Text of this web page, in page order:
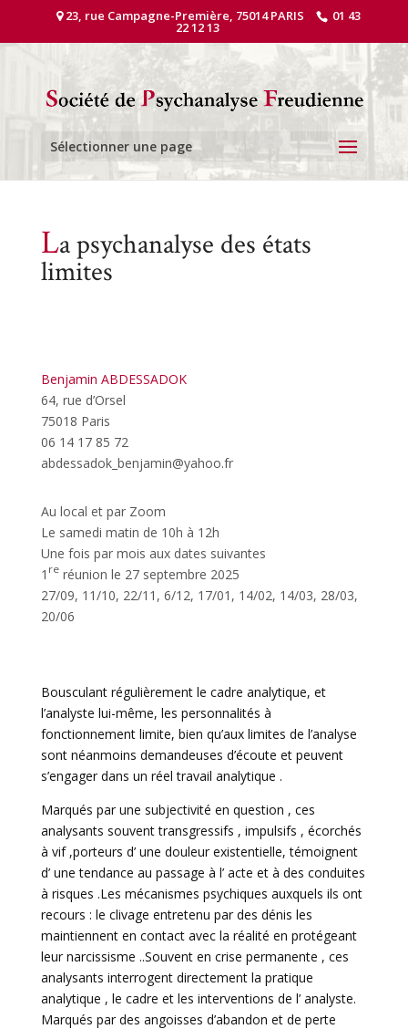
23, rue Campagne-Première, 75014 PARIS 01 43
22 12 13
Sélectionner une page
La psychanalyse des états
limites
Benjamin ABDESSADOK
64, rue d’Orsel
75018 Paris
06 14 17 85 72
abdessadok_benjamin@yahoo.fr
Au local et par Zoom
Le samedi matin de 10h à 12h
Une fois par mois aux dates suivantes
1 reréunion le 27 septembre 2025
27/09, 11/10, 22/11, 6/12, 17/01, 14/02, 14/03, 28/03,
20/06
Bousculant régulièrement le cadre analytique, et
l’analyste lui-même, les personnalités à
fonctionnement limite, bien qu’aux limites de l’analyse
sont néanmoins demandeuses d’écoute et peuvent
s’engager dans un réel travail analytique .
Marqués par une subjectivité en question , ces
analysants souvent transgressifs , impulsifs , écorchés
à vif ,porteurs d’ une douleur existentielle, témoignent
d’ une tendance au passage à l’ acte et à des conduites
à risques .Les mécanismes psychiques auxquels ils ont
recours : le clivage entretenu par des dénis les
maintiennent en contact avec la réalité en protégeant
leur narcissisme ..Souvent en crise permanente , ces
analysants interrogent directement la pratique
analytique , le cadre et les interventions de l’ analyste.
Marqués par des angoisses d’abandon et de perte